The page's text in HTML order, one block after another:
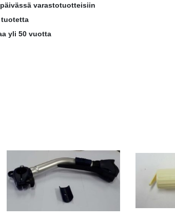
varastotuotteisiin
tuotetta
yli 50 vuotta